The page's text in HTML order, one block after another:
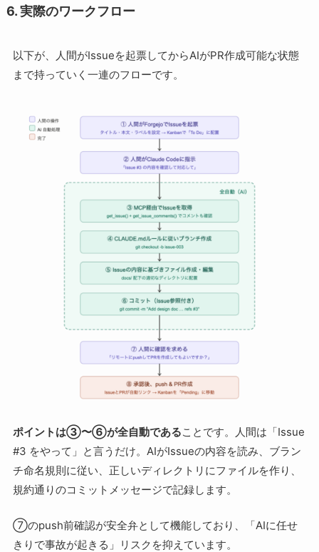
6. 実際のワークフロー
以下が、人間がIssueを起票してからAIがPR作成可能な状態
まで持っていく一連のフローです。
ポイントは③〜⑥が全自動であることです。人間は「Issue
#3 をやって」と言うだけ。AIがIssueの内容を読み、ブラン
チ命名規則に従い、正しいディレクトリにファイルを作り、
規約通りのコミットメッセージで記録します。
⑦のpush前確認が安全弁として機能しており、「AIに任せ
きりで事故が起きる」リスクを抑えています。